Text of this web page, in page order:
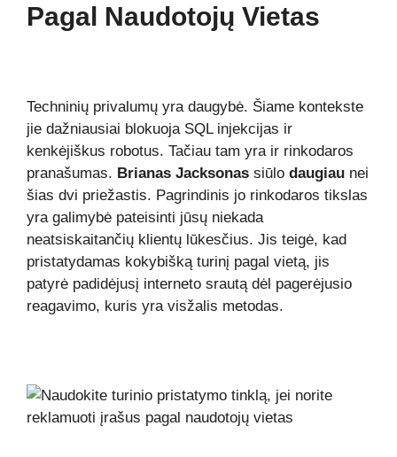
Pagal Naudotojų Vietas
Techninių privalumų yra daugybė. Šiame kontekste
jie dažniausiai blokuoja SQL injekcijas ir
kenkėjiškus robotus. Tačiau tam yra ir rinkodaros
pranašumas. Brianas Jacksonas siūlo daugiau nei
šias dvi priežastis. Pagrindinis jo rinkodaros tikslas
yra galimybė pateisinti jūsų niekada
neatsiskaitančių klientų lūkesčius. Jis teigė, kad
pristatydamas kokybišką turinį pagal vietą, jis
patyrė padidėjusį interneto srautą dėl pagerėjusio
reagavimo, kuris yra visžalis metodas.